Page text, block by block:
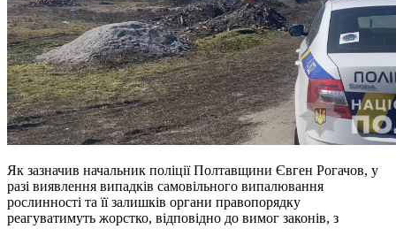
Як зазначив начальник поліції Полтавщини Євген Рогачов, у
разі виявлення випадків самовільного випалювання
рослинності та її залишків органи правопорядку
реагуватимуть жорстко, відповідно до вимог законів, з